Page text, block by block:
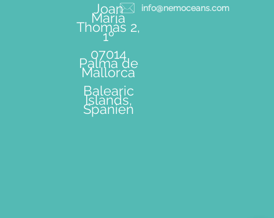
Joan
María
Thomás 2,
1º
07014
Palma de
Mallorca
Balearic
Islands,
Spanien
info@nemoceans.com